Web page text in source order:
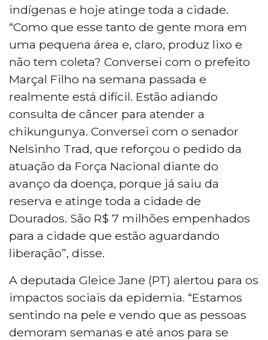
indígenas e hoje atinge toda a cidade.
“Como que esse tanto de gente mora em
uma pequena área e, claro, produz lixo e
não tem coleta? Conversei com o prefeito
Marçal Filho na semana passada e
realmente está difícil. Estão adiando
consulta de câncer para atender a
chikungunya. Conversei com o senador
Nelsinho Trad, que reforçou o pedido da
atuação da Força Nacional diante do
avanço da doença, porque já saiu da
reserva e atinge toda a cidade de
Dourados. São R$ 7 milhões empenhados
para a cidade que estão aguardando
liberação”, disse.
A deputada Gleice Jane (PT) alertou para os
impactos sociais da epidemia. “Estamos
sentindo na pele e vendo que as pessoas
demoram semanas e até anos para se